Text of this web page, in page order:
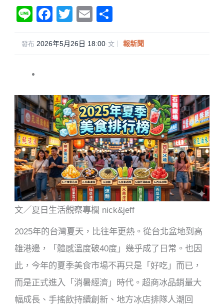
Li
n
e
F
a
c
o
o
k
T
wi
tt
E
m
ail
享
發布 2026年5月26日 18:00·文｜ 報新聞
文／夏日生活觀察專欄 nick&jeff
2025年的台灣夏天，比往年更熱。從台北盆地到高
雄港邊，「體感溫度破40度」幾乎成了日常。也因
此，今年的夏季美食市場不再只是「好吃」而已，
而是正式進入「消暑經濟」時代。超商冰品銷量大
幅成長、手搖飲持續創新、地方冰店排隊人潮回